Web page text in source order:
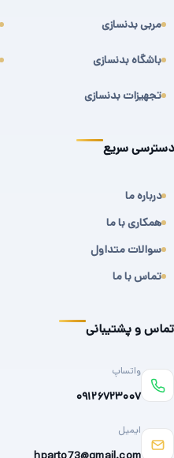
مربی بدنسازی
باشگاه بدنسازی
تجهیزات بدنسازی
دسترسی سریع
درباره ما
همکاری با ما
سوالات متداول
تماس با ما
تماس و پشتیبانی
واتساپ
۰۹۱۲۶۷۲۳۰۰۷
ایمیل